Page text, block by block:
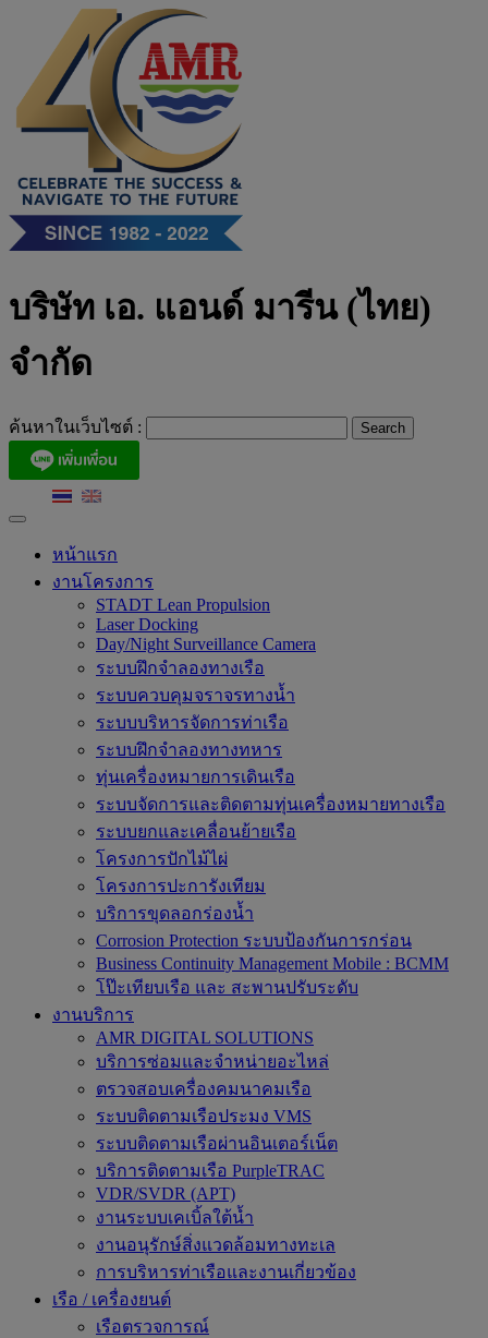
content
บริษัท เอ. แอนด์ มารีน (ไทย)
จำกัด
ค้นหาในเว็บไซต์ :
หน้าแรก
งานโครงการ
STADT Lean Propulsion
Laser Docking
Day/Night Surveillance Camera
ระบบฝึกจำลองทางเรือ
ระบบควบคุมจราจรทางน้ำ
ระบบบริหารจัดการท่าเรือ
ระบบฝึกจำลองทางทหาร
ทุ่นเครื่องหมายการเดินเรือ
ระบบจัดการและติดตามทุ่นเครื่องหมายทางเรือ
ระบบยกและเคลื่อนย้ายเรือ
โครงการปักไม้ไผ่
โครงการปะการังเทียม
บริการขุดลอกร่องน้ำ
Corrosion Protection ระบบป้องกันการกร่อน
Business Continuity Management Mobile : BCMM
โป๊ะเทียบเรือ และ สะพานปรับระดับ
งานบริการ
AMR DIGITAL SOLUTIONS
บริการซ่อมและจำหน่ายอะไหล่
ตรวจสอบเครื่องคมนาคมเรือ
ระบบติดตามเรือประมง VMS
ระบบติดตามเรือผ่านอินเตอร์เน็ต
บริการติดตามเรือ PurpleTRAC
VDR/SVDR (APT)
งานระบบเคเบิ้ลใต้น้ำ
งานอนุรักษ์สิ่งแวดล้อมทางทะเล
การบริหารท่าเรือและงานเกี่ยวข้อง
เรือ / เครื่องยนต์
เรือตรวจการณ์